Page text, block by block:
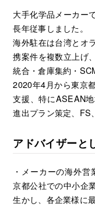
大手化学品メーカー
長年従事しました。
海外駐在は台湾とオ
携案件を複数立上げ
統合・倉庫集約・
2020年4月から東京
支援、特にASEAN
進出プラン策定、FS
アドバイザーと
・メーカーの海外
京都公社での中小企
生かし、各企業様に